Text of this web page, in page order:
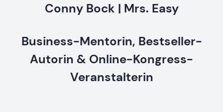
Conny Bock | Mrs. Easy
Business-Mentorin, Bestseller-
Autorin & Online-Kongress-
Veranstalterin